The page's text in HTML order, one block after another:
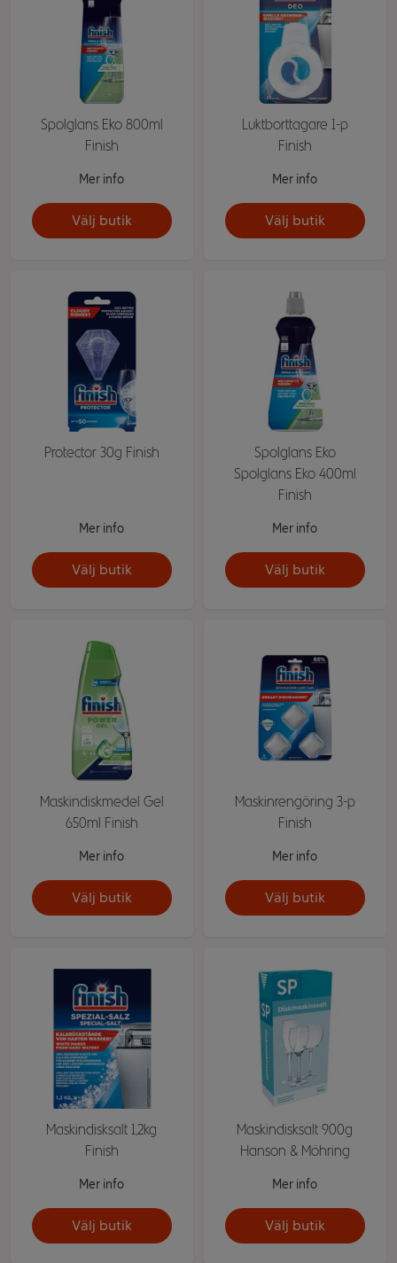
Spolglans Eko 800ml
Finish
Mer info
Välj butik
Luktborttagare 1-p
Finish
Mer info
Välj butik
Protector 30g Finish
Mer info
Välj butik
Spolglans Eko
Spolglans Eko 400ml
Finish
Mer info
Välj butik
Maskindiskmedel Gel
650ml Finish
Mer info
Välj butik
Maskinrengöring 3-p
Finish
Mer info
Välj butik
Maskindisksalt 1,2kg
Finish
Mer info
Välj butik
Maskindisksalt 900g
Hanson & Möhring
Mer info
Välj butik